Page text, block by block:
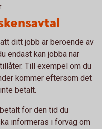
ditt jobb är beroende av
endast kan jobba när
Till exempel om du
kommer eftersom det
betalt.
för den tid du
informeras i förväg om